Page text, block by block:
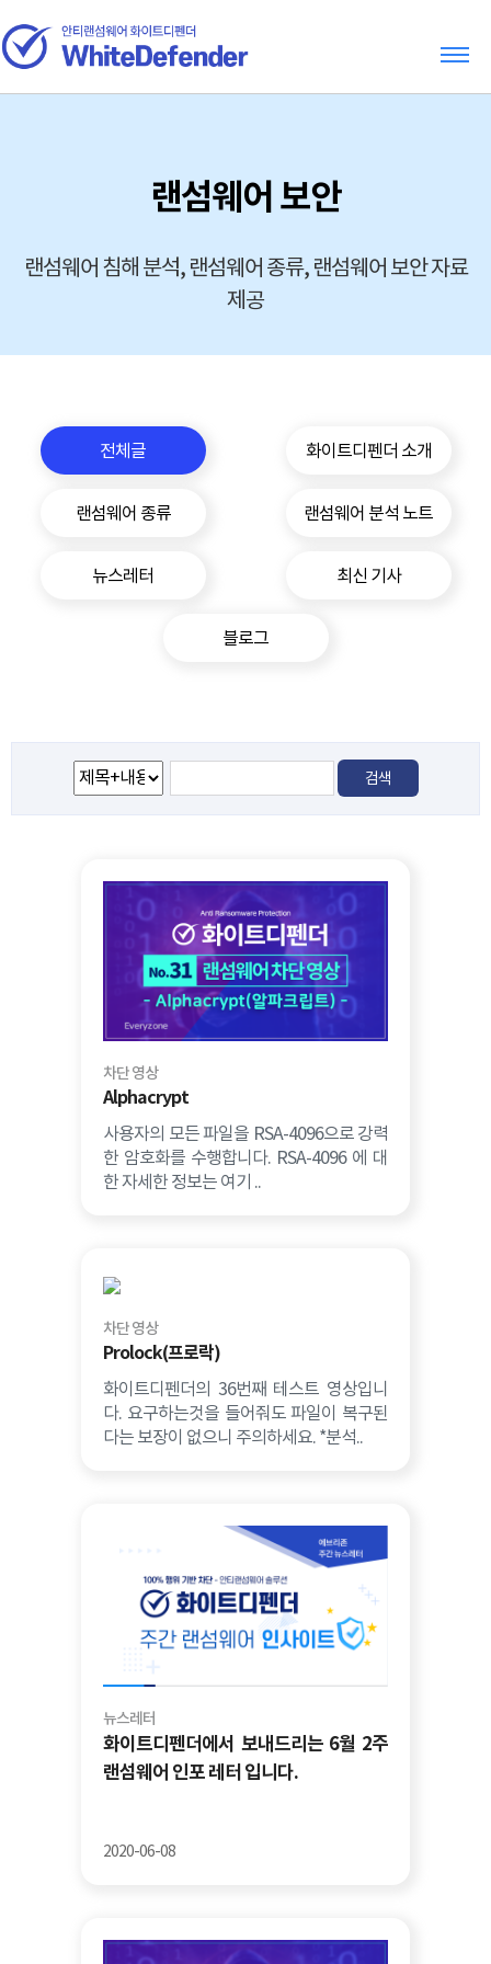
랜섬웨어 보안
랜섬웨어 침해 분석, 랜섬웨어 종류, 랜섬웨어 보안 자료
제공
전체글 화이트디펜더 소개
랜섬웨어 종류 랜섬웨어 분석 노트
뉴스레터 최신 기사
블로그
차단 영상
Alphacrypt
사용자의 모든 파일을 RSA-4096으로 강력
한 암호화를 수행합니다. RSA-4096 에 대
한 자세한 정보는 여기 ..
차단 영상
Prolock(프로락)
화이트디펜더의 36번째 테스트 영상입니
다. 요구하는것을 들어줘도 파일이 복구된
다는 보장이 없으니 주의하세요. *분석..
뉴스레터
화이트디펜더에서 보내드리는 6월 2주
랜섬웨어 인포 레터 입니다.
2020-06-08